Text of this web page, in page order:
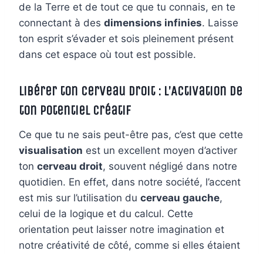
de la Terre et de tout ce que tu connais, en te
connectant à des dimensions infinies. Laisse
ton esprit s’évader et sois pleinement présent
dans cet espace où tout est possible.
Libérer ton Cerveau Droit : L’Activation de
ton Potentiel Créatif
Ce que tu ne sais peut-être pas, c’est que cette
visualisation est un excellent moyen d’activer
ton cerveau droit, souvent négligé dans notre
quotidien. En effet, dans notre société, l’accent
est mis sur l’utilisation du cerveau gauche,
celui de la logique et du calcul. Cette
orientation peut laisser notre imagination et
notre créativité de côté, comme si elles étaient